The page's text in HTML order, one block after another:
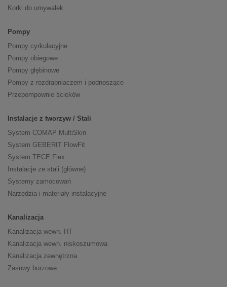
Korki do umywalek
Pompy
Pompy cyrkulacyjne
Pompy obiegowe
Pompy głębinowe
Pompy z rozdrabniaczem i podnoszące
Przepompownie ścieków
Instalacje z tworzyw / Stali
System COMAP MultiSkin
System GEBERIT FlowFit
System TECE Flex
Instalacje ze stali (główne)
Systemy zamocowań
Narzędzia i materiały instalacyjne
Kanalizacja
Kanalizacja wewn. HT
Kanalizacja wewn. niskoszumowa
Kanalizacja zewnętrzna
Zasuwy burzowe